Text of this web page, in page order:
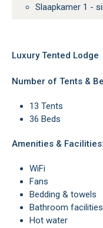
Slaapkamer 1 -
Luxury Tented Lodge
Number of Tents &
13 Tents
36 Beds
Amenities & Facilities:
WiFi
Fans
Bedding & towels
Bathroom
Hot water